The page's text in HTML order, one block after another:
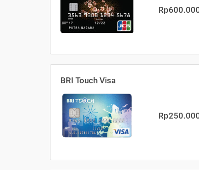
BRI Touch Visa